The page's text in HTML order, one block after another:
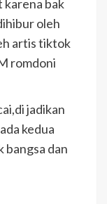
karena bak
oleh
artis tiktok
romdoni
jadikan
kedua
bangsa dan